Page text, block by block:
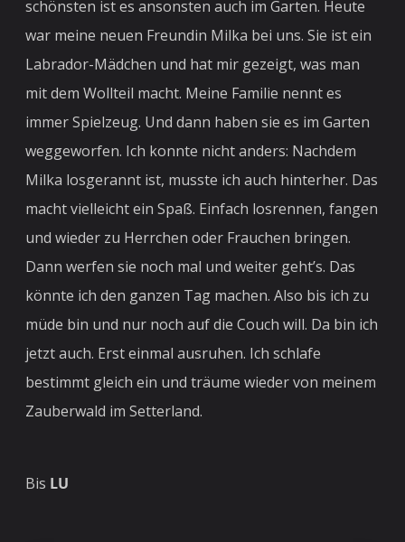
schönsten ist es ansonsten auch im Garten. Heute
war meine neuen Freundin Milka bei uns. Sie ist ein
Labrador-Mädchen und hat mir gezeigt, was man
mit dem Wollteil macht. Meine Familie nennt es
immer Spielzeug. Und dann haben sie es im Garten
weggeworfen. Ich konnte nicht anders: Nachdem
Milka losgerannt ist, musste ich auch hinterher. Das
macht vielleicht ein Spaß. Einfach losrennen, fangen
und wieder zu Herrchen oder Frauchen bringen.
Dann werfen sie noch mal und weiter geht’s. Das
könnte ich den ganzen Tag machen. Also bis ich zu
müde bin und nur noch auf die Couch will. Da bin ich
jetzt auch. Erst einmal ausruhen. Ich schlafe
bestimmt gleich ein und träume wieder von meinem
Zauberwald im Setterland.
Bis LU